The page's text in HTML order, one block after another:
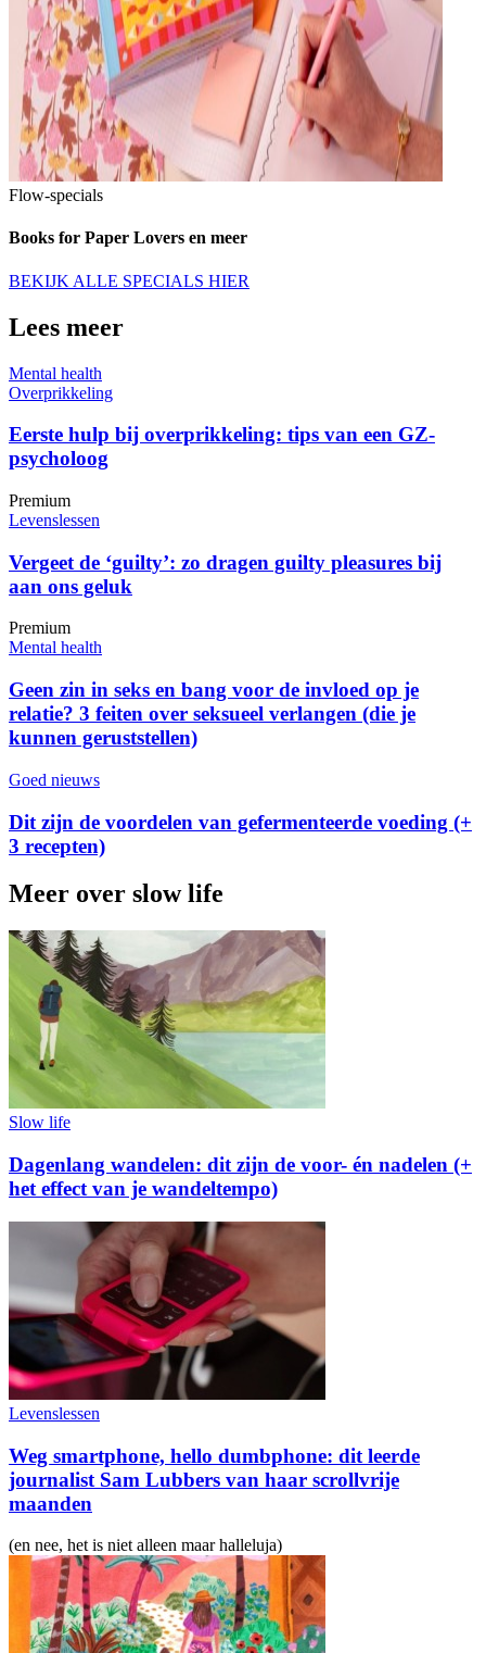
Flow-specials
Books for Paper Lovers en meer
BEKIJK ALLE SPECIALS HIER
Lees meer
Mental health
Overprikkeling
Eerste hulp bij overprikkeling: tips van een GZ-
psycholoog
Premium
Levenslessen
Vergeet de ‘guilty’: zo dragen guilty pleasures bij
aan ons geluk
Premium
Mental health
Geen zin in seks en bang voor de invloed op je
relatie? 3 feiten over seksueel verlangen (die je
kunnen geruststellen)
Goed nieuws
Dit zijn de voordelen van gefermenteerde voeding (+
3 recepten)
Meer over slow life
Slow life
Dagenlang wandelen: dit zijn de voor- én nadelen (+
het effect van je wandeltempo)
Levenslessen
Weg smartphone, hello dumbphone: dit leerde
journalist Sam Lubbers van haar scrollvrije
maanden
(en nee, het is niet alleen maar halleluja)